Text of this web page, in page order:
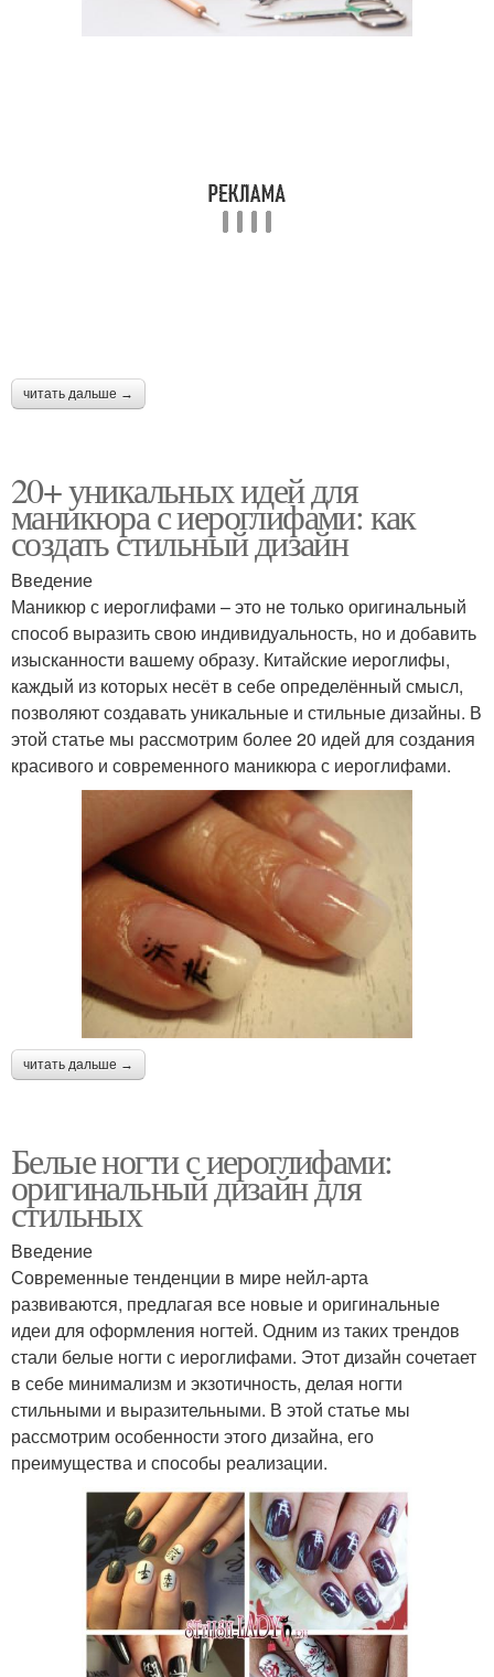
читать дальше →
20+ уникальных идей для
маникюра с иероглифами: как
создать стильный дизайн
Введение
Маникюр с иероглифами – это не только оригинальный
способ выразить свою индивидуальность, но и добавить
изысканности вашему образу. Китайские иероглифы,
каждый из которых несёт в себе определённый смысл,
позволяют создавать уникальные и стильные дизайны. В
этой статье мы рассмотрим более 20 идей для создания
красивого и современного маникюра с иероглифами.
читать дальше →
Белые ногти с иероглифами:
оригинальный дизайн для
стильных
Введение
Современные тенденции в мире нейл-арта
развиваются, предлагая все новые и оригинальные
идеи для оформления ногтей. Одним из таких трендов
стали белые ногти с иероглифами. Этот дизайн сочетает
в себе минимализм и экзотичность, делая ногти
стильными и выразительными. В этой статье мы
рассмотрим особенности этого дизайна, его
преимущества и способы реализации.